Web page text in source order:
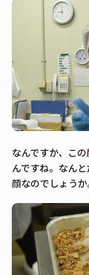
なんですか、こ
んですね。なん
顔なのでしょうか